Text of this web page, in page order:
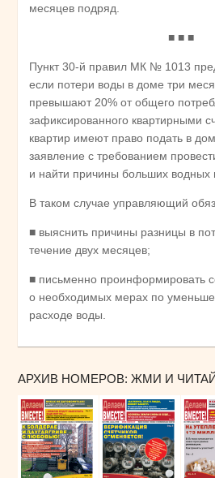
месяцев подряд.
■ ■ ■
Пункт 30-й правил МК № 1013
если потери воды в доме три
превышают 20% от общего
зафиксированного квартирными
квартир имеют право подать в
заявление с требованием
и найти причины больших водных
В таком случае управляющий
■ выяснить причины разницы в
течение двух месяцев;
■ письменно проинформировать
о необходимых мерах по
расходе воды.
АРХИВ НОМЕРОВ: ЖМИ И